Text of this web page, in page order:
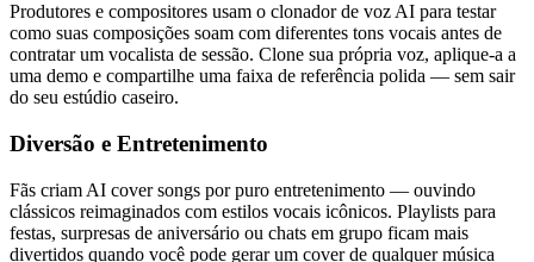
Produtores e compositores usam o clonador de voz AI para testar
como suas composições soam com diferentes tons vocais antes de
contratar um vocalista de sessão. Clone sua própria voz, aplique-a a
uma demo e compartilhe uma faixa de referência polida — sem sair
do seu estúdio caseiro.
Diversão e Entretenimento
Fãs criam AI cover songs por puro entretenimento — ouvindo
clássicos reimaginados com estilos vocais icônicos. Playlists para
festas, surpresas de aniversário ou chats em grupo ficam mais
divertidos quando você pode gerar um cover de qualquer música